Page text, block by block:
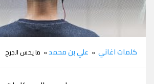
كلمات اغاني » علي بن محمد» ما يحس الجرح